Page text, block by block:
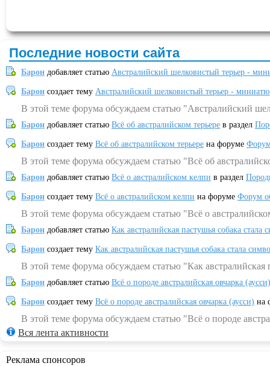
Последние новости сайта
Барон добавляет статью Австралийский шелковистый терьер -
Барон создает тему Австралийский шелковистый терьер -
В этой теме форума обсуждаем статью "Австралийский
Барон добавляет статью Всё об австралийском терьере в раздел
Барон создает тему Всё об австралийском терьере на форуме
В этой теме форума обсуждаем статью "Всё об
Барон добавляет статью Всё о австралийском келпи в раздел
Барон создает тему Всё о австралийском келпи на форуме Форум
В этой теме форума обсуждаем статью "Всё о
Барон добавляет статью Как австралийская пастушья собака
Барон создает тему Как австралийская пастушья собака стала
В этой теме форума обсуждаем статью "Как
Барон добавляет статью Всё о породе австралийская овчарка (аусси)
Барон создает тему Всё о породе австралийская овчарка (аусси) на
В этой теме форума обсуждаем статью "Всё о породе
Вся лента активности
Реклама спонсоров